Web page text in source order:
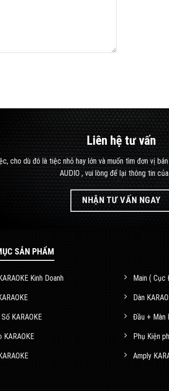
Liên hệ tư vấn
cho dù đó là tiệc nhỏ hay lớn và muốn tìm đơn vị
AUDIO , vui lòng để lại thông tin
NHẬN TƯ VẤN NGAY
SẢN PHẨM
Kinh Doanh
KARAOKE
KARAOKE
Main ( Cục
Dàn
Đầu + Màn
Phụ Kiện
Amply